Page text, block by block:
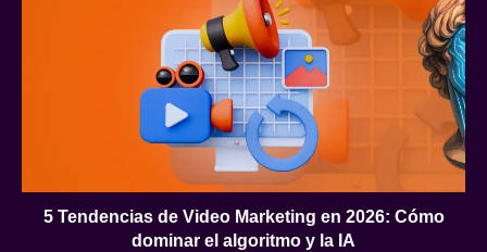
5 Tendencias de Video Marketing en 2026: Cómo
dominar el algoritmo y la IA